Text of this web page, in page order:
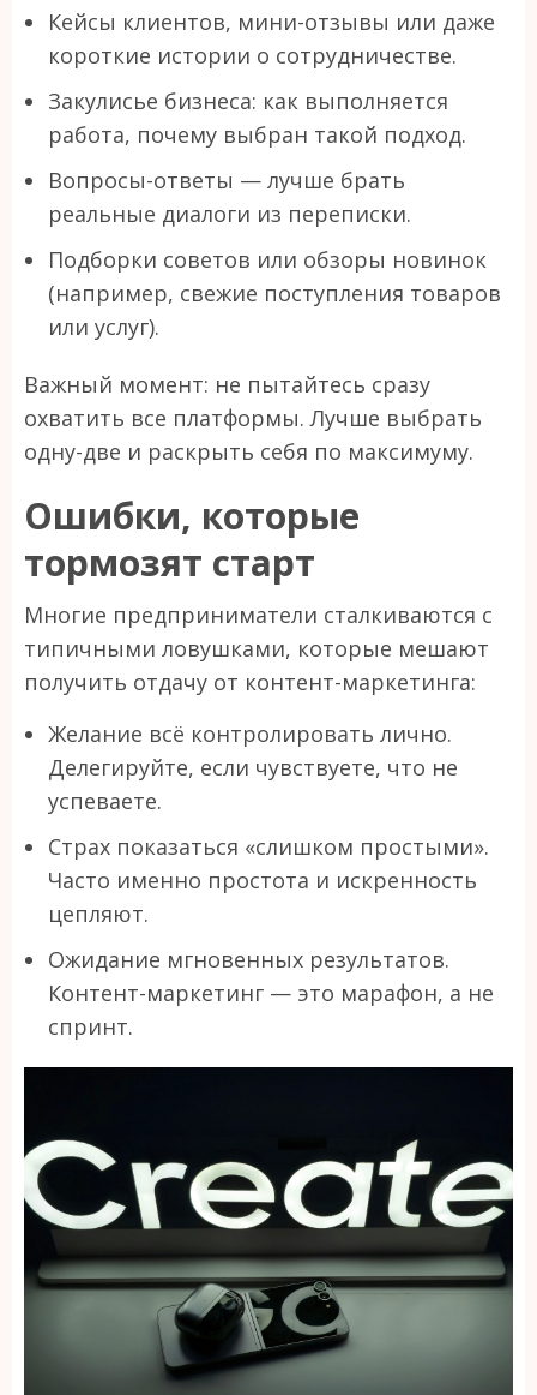
Кейсы клиентов, мини-отзывы или даже
короткие истории о сотрудничестве.
Закулисье бизнеса: как выполняется
работа, почему выбран такой подход.
Вопросы-ответы — лучше брать
реальные диалоги из переписки.
Подборки советов или обзоры новинок
(например, свежие поступления товаров
или услуг).
Важный момент: не пытайтесь сразу
охватить все платформы. Лучше выбрать
одну-две и раскрыть себя по максимуму.
Ошибки, которые
тормозят старт
Многие предприниматели сталкиваются с
типичными ловушками, которые мешают
получить отдачу от контент-маркетинга:
Желание всё контролировать лично.
Делегируйте, если чувствуете, что не
успеваете.
Страх показаться «слишком простыми».
Часто именно простота и искренность
цепляют.
Ожидание мгновенных результатов.
Контент-маркетинг — это марафон, а не
спринт.